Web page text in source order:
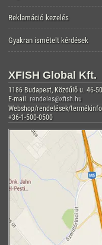
Reklamáció kezelés
Gyakran ismételt kérdések
XFISH Global Kft.
1186 Budapest, Közdűlő u. 46-
E-mail: rendeles@xfish.hu
Webshop/rendelések/
+36-1-500-0500